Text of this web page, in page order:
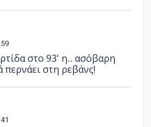
στο 93' η... ασόβαρη
περνάει στη ρεβάνς!